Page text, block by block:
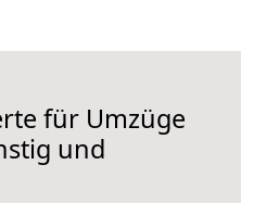
für Umzüge
und